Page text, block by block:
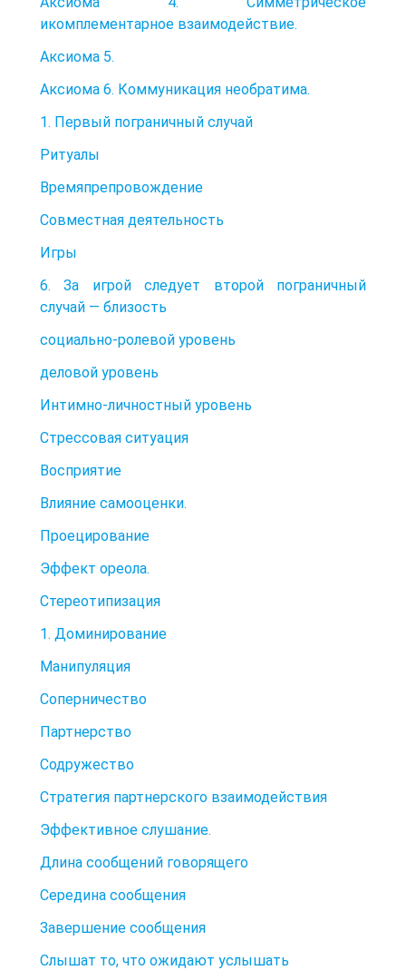
икомплементарное взаимодействие.
Аксиома 5.
Аксиома 6. Коммуникация необратима.
1. Первый пограничный случай
Ритуалы
Времяпрепровождение
Совместная деятельность
Игры
6. За игрой следует второй пограничный
случай — близость
социально-ролевой уровень
деловой уровень
Интимно-личностный уровень
Стрессовая ситуация
Восприятие
Влияние самооценки.
Проецирование
Эффект ореола.
Стереотипизация
1. Доминирование
Манипуляция
Соперничество
Партнерство
Содружество
Стратегия партнерского взаимодействия
Эффективное слушание.
Длина сообщений говорящего
Середина сообщения
Завершение сообщения
Слышат то, что ожидают услышать